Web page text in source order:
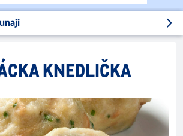
KNEDLIČKA